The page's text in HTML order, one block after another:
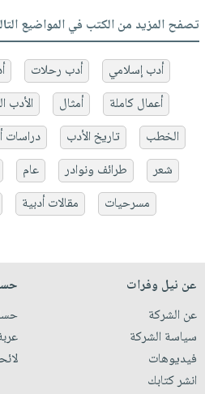
تصفح المزيد من الكتب في المواضيع
أدب إسلامي أدب رحلات
أعمال كاملة
أمثال الأدب
الخطب
تاريخ الأدب دراسات
شعر
طرائف ونوادر عام
مسرحيات
مقالات أدبية
عن نيل وفرات
عن الشركة
سياسة الشركة
فيديوهات
انشر كتابك